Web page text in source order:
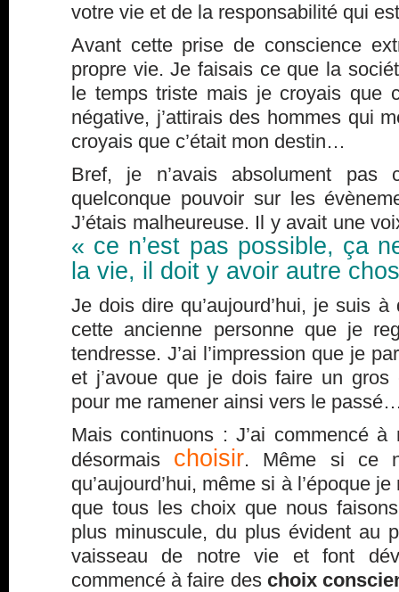
votre vie et de la responsabilité qui
Avant cette prise de conscience
propre vie. Je faisais ce que la
le temps triste mais je croyais que
négative, j’attirais des hommes qui
croyais que c’était mon destin…
Bref, je n’avais absolument pas
quelconque pouvoir sur les
J’étais malheureuse. Il y avait une
« ce n’est pas possible, ça
la vie, il doit y avoir autre
Je dois dire qu’aujourd’hui, je suis
cette ancienne personne que je
tendresse. J’ai l’impression que je
et j’avoue que je dois faire un gros
pour me ramener ainsi vers le
Mais continuons : J’ai commencé
désormais choisir. Même si ce
qu’aujourd’hui, même si à l’époque
que tous les choix que nous
plus minuscule, du plus évident au
vaisseau de notre vie et font
commencé à faire des choix